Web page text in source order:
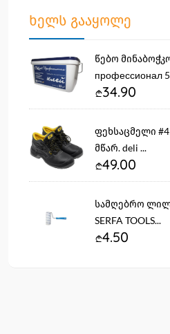
ხელს გააყოლე
წებო
профессионал
34.90
ფეხსაცმელი
მწარ. deli ...
49.00
სამღებრო
SERFA TOOLS...
4.50